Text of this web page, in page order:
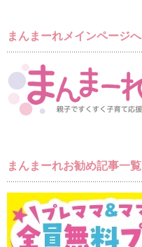
まんまーれメインページへ
まんまーれお勧め記事一覧